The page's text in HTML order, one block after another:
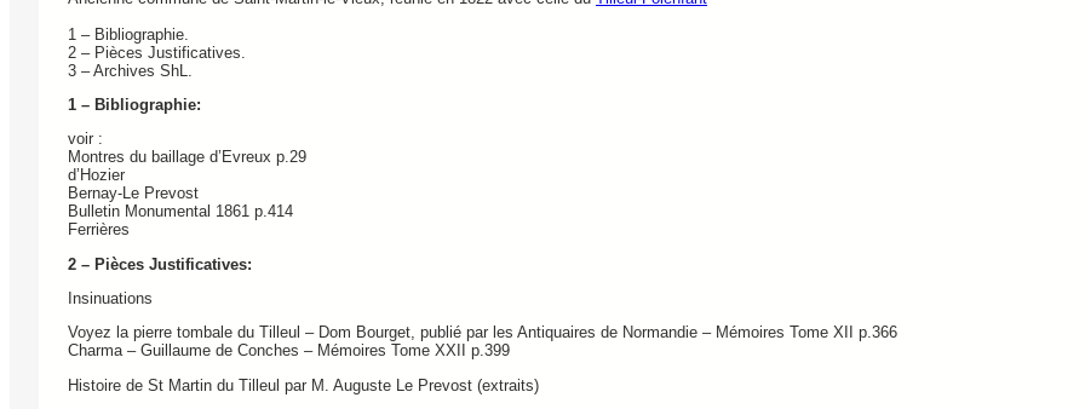
1 – Bibliographie.
2 – Pièces Justificatives.
3 – Archives ShL.
1 – Bibliographie:
voir :
Montres du baillage d’Evreux p.29
d’Hozier
Bernay-Le Prevost
Bulletin Monumental 1861 p.414
Ferrières
2 – Pièces Justificatives:
Insinuations
Voyez la pierre tombale du Tilleul – Dom Bourget, publié par les Antiquaires de Normandie – Mémoires Tome XII p.366
Charma – Guillaume de Conches – Mémoires Tome XXII p.399
Histoire de St Martin du Tilleul par M. Auguste Le Prevost (extraits)